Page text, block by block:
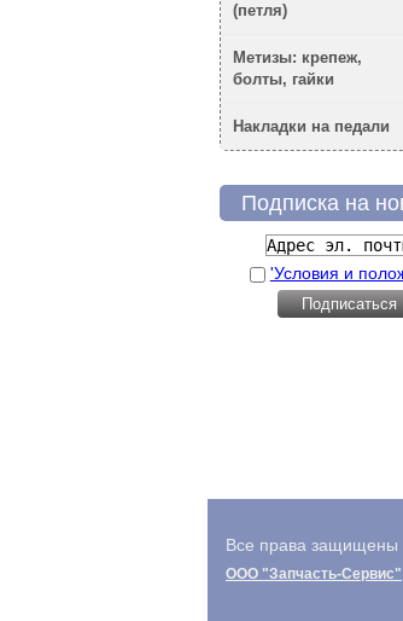
(петля)
Метизы: крепеж,
болты, гайки
Накладки на педали
Подписка на
'Условия и
Все права защищены
ООО "Запчасть-Сервис"